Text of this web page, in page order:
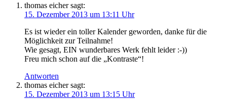
thomas eicher sagt:
15. Dezember 2013 um 13:11 Uhr
Es ist wieder ein toller Kalender geworden, danke für die
Möglichkeit zur Teilnahme!
Wie gesagt, EIN wunderbares Werk fehlt leider :-))
Freu mich schon auf die „Kontraste“!
Antworten
thomas eicher sagt:
15. Dezember 2013 um 13:15 Uhr